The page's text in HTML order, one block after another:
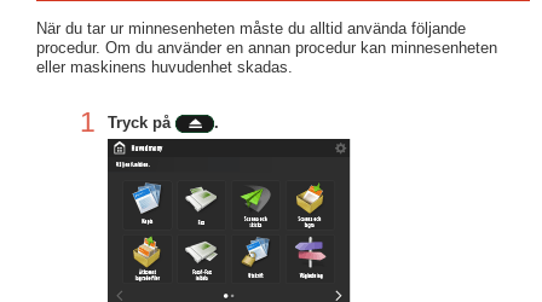
När du tar ur minnesenheten måste du alltid använda följande
procedur. Om du använder en annan procedur kan minnesenheten
eller maskinens huvudenhet skadas.
1 Tryck på .